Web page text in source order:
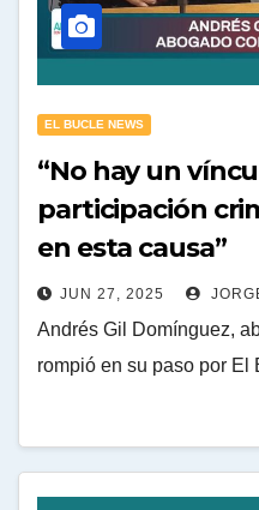
EL BUCLE NEWS
“No hay un
participación
en esta causa”
JUN 27, 2025
Andrés Gil Domínguez,
rompió en su paso por El